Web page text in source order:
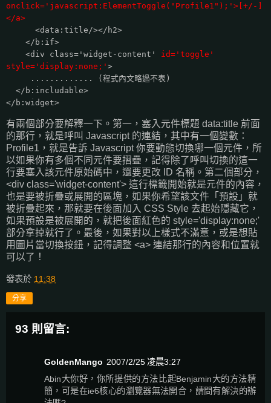
onclick='javascript:ElementToggle("Profile1");'>[+/-]
</a>
<data:title/></h2>
</b:if>
<div class='widget-content'
id='toggle'
style='display:none;' >
............. (程式內文略過不表)
</b:includable>
</b:widget>
有兩個部分要解釋一下。第一，塞入元件標題 data:title 前面
的那行，就是呼叫 Javascript 的連結，其中有一個變數：
Profile1，就是告訴 Javascript 你要動態切換哪一個元件，所
以如果你有多個不同元件要摺疊，記得除了呼叫切換的這一
行要塞入該元件原始碼中，還要更改 ID 名稱。第二個部分，
<div class='widget-content'> 這行標籤開始就是元件的內容，
也是要被折疊或展開的區塊，如果你希望該文件「預設」就
被折疊起來，那就要在後面加入 CSS Style 去起始隱藏它，
如果預設是被展開的，就把後面紅色的 style='display:none;'
部分拿掉就行了。最後，如果對以上樣式不滿意，或是想貼
用圖片當切換按鈕，記得調整 <a> 連結那行的內容和位置就
可以了！
發表於 11:38
分享
93 則留言:
GoldenMango 2007/2/25 凌晨3:27
Abin大你好，你所提供的方法比起Benjamin大的方法精
簡，可是在ie6核心的瀏覽器無法開合，請問有解決的辦